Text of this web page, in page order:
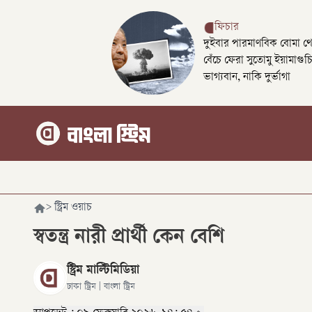
ফিচার
দুইবার পারমাণবিক বোমা
বেঁচে ফেরা সুতোমু
ভাগ্যবান, নাকি দুর্ভাগা
> স্ট্রিম ওয়াচ
স্বতন্ত্র নারী প্রার্থী কেন বেশি
স্ট্রিম মাল্টিমিডিয়া
ঢাকা স্ট্রিম | বাংলা স্ট্রিম